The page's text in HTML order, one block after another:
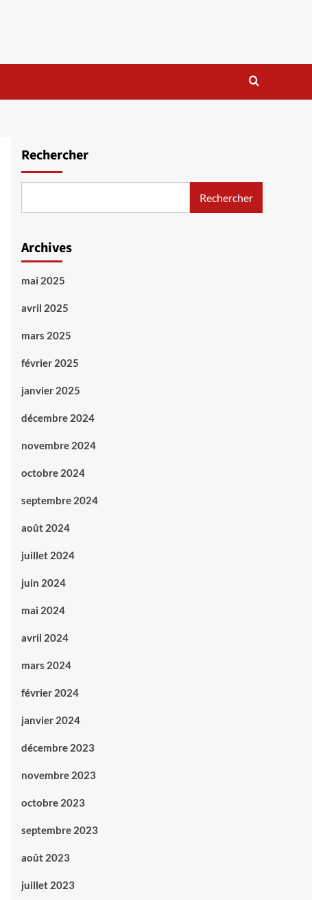
Rechercher
Rechercher
Archives
mai 2025
avril 2025
mars 2025
février 2025
janvier 2025
décembre 2024
novembre 2024
octobre 2024
septembre 2024
août 2024
juillet 2024
juin 2024
mai 2024
avril 2024
mars 2024
février 2024
janvier 2024
décembre 2023
novembre 2023
octobre 2023
septembre 2023
août 2023
juillet 2023